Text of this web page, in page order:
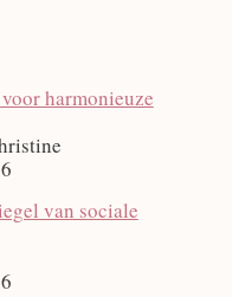
harmonieuze
van sociale